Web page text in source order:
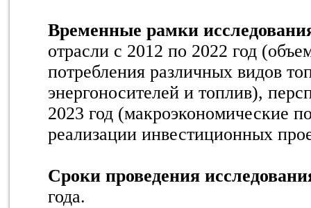
Временные рамки
отрасли с 2012 по 2022 год
потребления различных видов
энергоносителей и топлив),
2023 год (макроэкономические
реализации инвестиционных
Сроки проведения
года.